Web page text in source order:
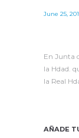
June 25,
En Junta
la Hdad.
la Real
AÑADE